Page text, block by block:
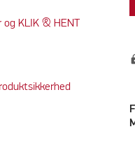
KLIK & HENT